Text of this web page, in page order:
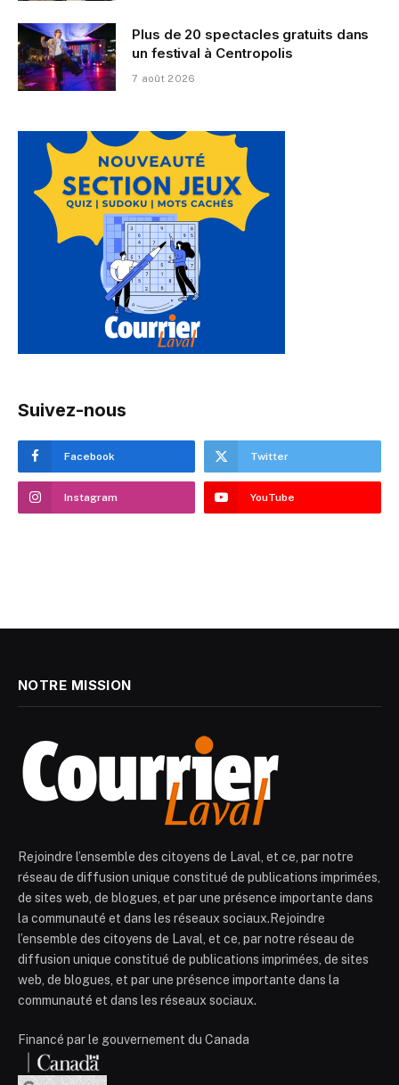
Plus de 20 spectacles gratuits dans
un festival à Centropolis
7 août 2026
Suivez-nous
Facebook Twitter
Instagram YouTube
NOTRE MISSION
Rejoindre l’ensemble des citoyens de Laval, et ce, par notre
réseau de diffusion unique constitué de publications imprimées,
de sites web, de blogues, et par une présence importante dans
la communauté et dans les réseaux sociaux.Rejoindre
l’ensemble des citoyens de Laval, et ce, par notre réseau de
diffusion unique constitué de publications imprimées, de sites
web, de blogues, et par une présence importante dans la
communauté et dans les réseaux sociaux.
Financé par le gouvernement du Canada